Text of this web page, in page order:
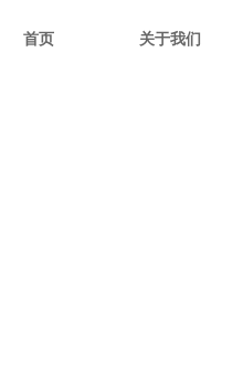
首页 关于我们